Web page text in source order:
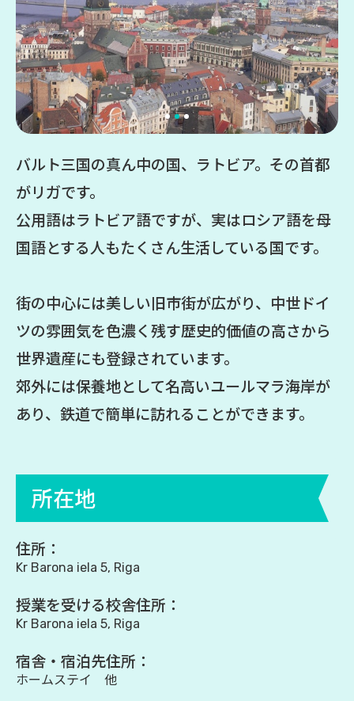
バルト三国の真ん中の国、ラトビア。その首都
がリガです。
公用語はラトビア語ですが、実はロシア語を母
国語とする人もたくさん生活している国です。
街の中心には美しい旧市街が広がり、中世ドイ
ツの雰囲気を色濃く残す歴史的価値の高さから
世界遺産にも登録されています。
郊外には保養地として名高いユールマラ海岸が
あり、鉄道で簡単に訪れることができます。
所在地
住所：
Kr Barona iela 5, Riga
授業を受ける校舎住所：
Kr Barona iela 5, Riga
宿舎・宿泊先住所：
ホームステイ 他